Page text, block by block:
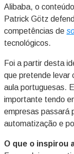
Alibaba, o
Patrick Götz
competências de
tecnológicos.
Foi a partir desta
que pretende levar
aula portuguesas.
importante tendo
empresas passará
automatização e
O que o inspirou